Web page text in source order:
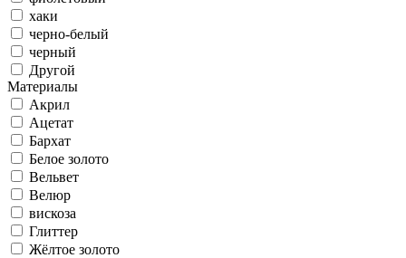
хаки
черно-белый
черный
Другой
Материалы
Акрил
Ацетат
Бархат
Белое золото
Вельвет
Велюр
вискоза
Глиттер
Жёлтое золото